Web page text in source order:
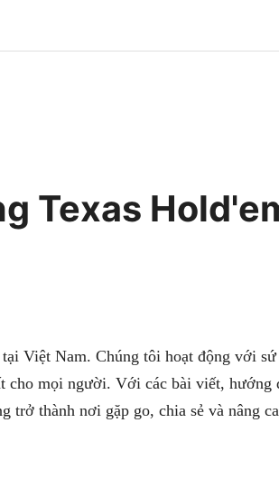
Texas
Việt Nam. Chúng tôi hoạt động với sứ
cho mọi người. Với các bài viết, hướng
trở thành nơi gặp go, chia sẻ và nâng